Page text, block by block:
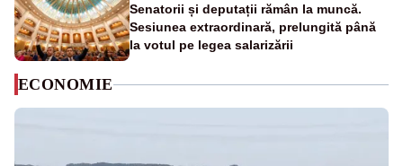
Senatorii și deputații rămân la muncă.
Sesiunea extraordinară, prelungită până
la votul pe legea salarizării
ECONOMIE